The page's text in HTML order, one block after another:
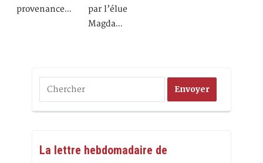
provenance…
par l’élue
Magda…
La lettre hebdomadaire de